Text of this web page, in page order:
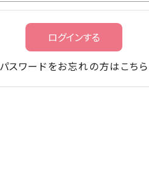
パスワードをお忘れの方はこちら